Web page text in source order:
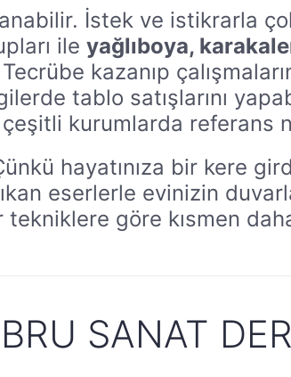
İstek ve istikrarla
ile yağlıboya,
Tecrübe kazanıp
tablo satışlarını
kurumlarda referans
hayatınıza bir kere
eserlerle evinizin
göre kısmen
SANAT